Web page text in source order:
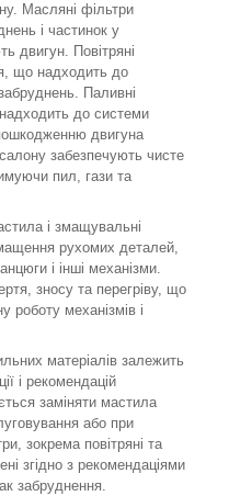
Масляні фільтри
і частинок у
двигун. Повітряні
що надходить до
Паливні
до системи
двигуна
забезпечують чисте
пил, гази та
і змащувальні
рухомих деталей,
і інші механізми.
зносу та перегріву, що
роботу механізмів і
матеріалів залежить
і рекомендацій
заміняти мастила
або при
зокрема повітряні та
згідно з рекомендаціями
забруднення.